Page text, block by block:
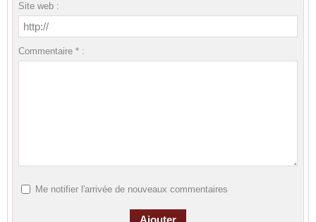
Site web :
Commentaire * :
Me notifier l'arrivée de nouveaux commentaires